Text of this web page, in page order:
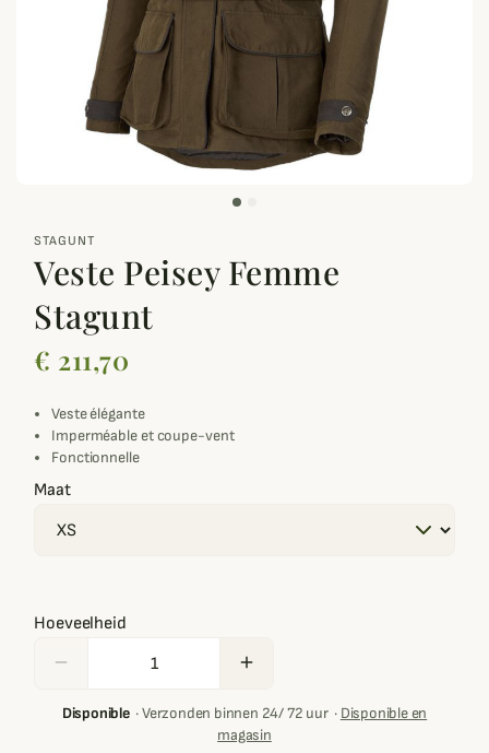
zoom_out_map
STAGUNT
Veste Peisey Femme
Stagunt
€ 211,70
Veste élégante
Imperméable et coupe-vent
Fonctionnelle
Maat
Hoeveelheid
remove add
Disponible·Verzonden binnen 24/ 72 uur· Disponible en
magasin